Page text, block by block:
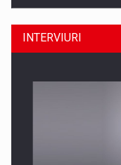
INTERVIURI